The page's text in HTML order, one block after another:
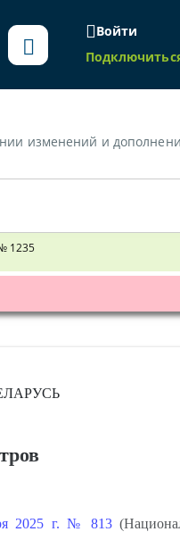
Войти
Министров Республики Беларусь
1235
2025 г. № 813